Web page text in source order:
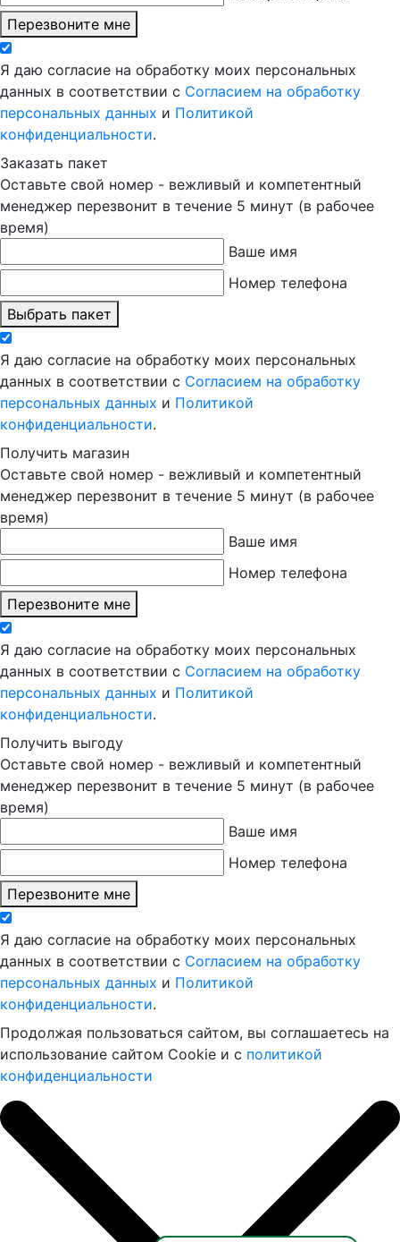
Перезвоните мне
Я даю согласие на обработку моих персональных
данных в соответствии с Согласием на обработку
персональных данных и Политикой
конфиденциальности.
Заказать пакет
Оставьте свой номер - вежливый и компетентный
менеджер перезвонит в течение 5 минут (в рабочее
время)
Ваше имя
Номер телефона
Выбрать пакет
Я даю согласие на обработку моих персональных
данных в соответствии с Согласием на обработку
персональных данных и Политикой
конфиденциальности.
Получить магазин
Оставьте свой номер - вежливый и компетентный
менеджер перезвонит в течение 5 минут (в рабочее
время)
Ваше имя
Номер телефона
Перезвоните мне
Я даю согласие на обработку моих персональных
данных в соответствии с Согласием на обработку
персональных данных и Политикой
конфиденциальности.
Получить выгоду
Оставьте свой номер - вежливый и компетентный
менеджер перезвонит в течение 5 минут (в рабочее
время)
Ваше имя
Номер телефона
Перезвоните мне
Я даю согласие на обработку моих персональных
данных в соответствии с Согласием на обработку
персональных данных и Политикой
конфиденциальности.
Продолжая пользоваться сайтом, вы соглашаетесь на
использование сайтом Cookie и с политикой
конфиденциальности